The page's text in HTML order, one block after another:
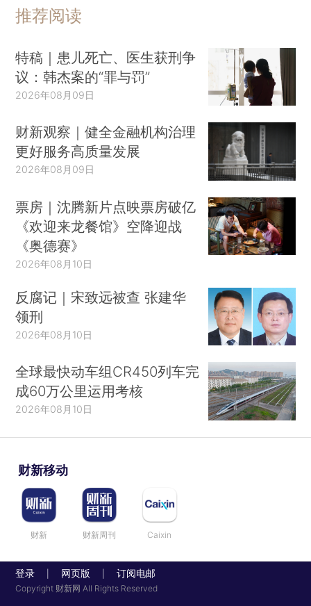
推荐阅读
特稿｜患儿死亡、医生获刑争
议：韩杰案的“罪与罚”
2026年08月09日
财新观察｜健全金融机构治理
更好服务高质量发展
2026年08月09日
票房｜沈腾新片点映票房破亿
《欢迎来龙餐馆》空降迎战
《奥德赛》
2026年08月10日
反腐记｜宋致远被查 张建华
领刑
2026年08月10日
全球最快动车组CR450列车完
成60万公里运用考核
2026年08月10日
财新移动
财新 财新周刊 Caixin
登录 网页版 订阅电邮
Copyright 财新网 All Rights Reserved